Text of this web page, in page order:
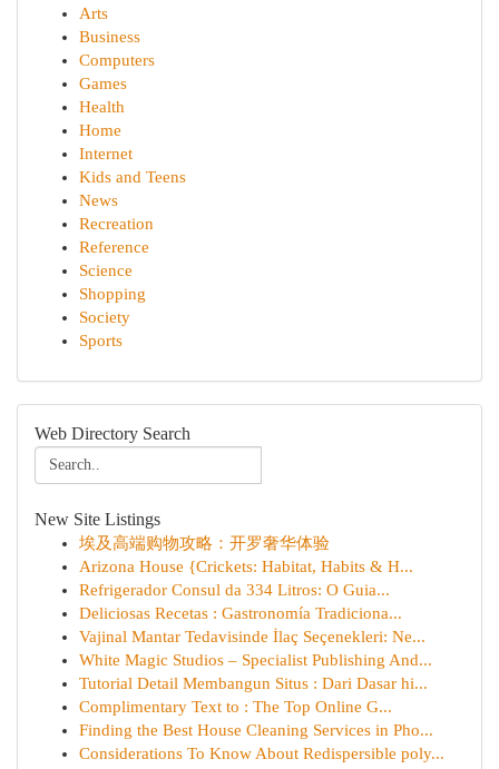
Arts
Business
Computers
Games
Health
Home
Internet
Kids and Teens
News
Recreation
Reference
Science
Shopping
Society
Sports
Web Directory Search
New Site Listings
埃及高端购物攻略：开罗奢华体验
Arizona House {Crickets: Habitat, Habits & H...
Refrigerador Consul da 334 Litros: O Guia...
Deliciosas Recetas : Gastronomía Tradiciona...
Vajinal Mantar Tedavisinde İlaç Seçenekleri: Ne...
White Magic Studios – Specialist Publishing And...
Tutorial Detail Membangun Situs : Dari Dasar hi...
Complimentary Text to : The Top Online G...
Finding the Best House Cleaning Services in Pho...
Considerations To Know About Redispersible poly...